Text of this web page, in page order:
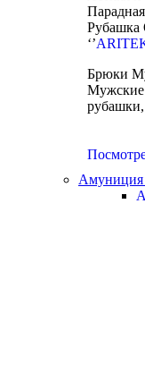
Рубашка
‘’
Брюки
Амуниция